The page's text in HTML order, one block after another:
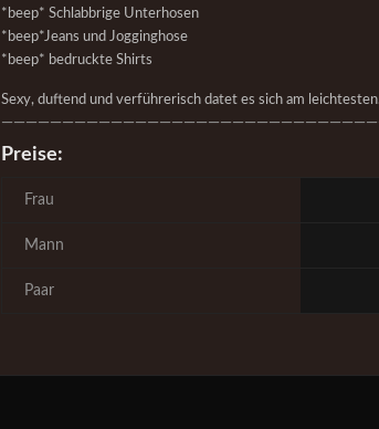
*beep* Schlabbrige Unterhosen
*beep*Jeans und Jogginghose
*beep* bedruckte Shirts
Sexy, duftend und verführerisch datet es sich am
Preise:
Frau
Mann
Paar